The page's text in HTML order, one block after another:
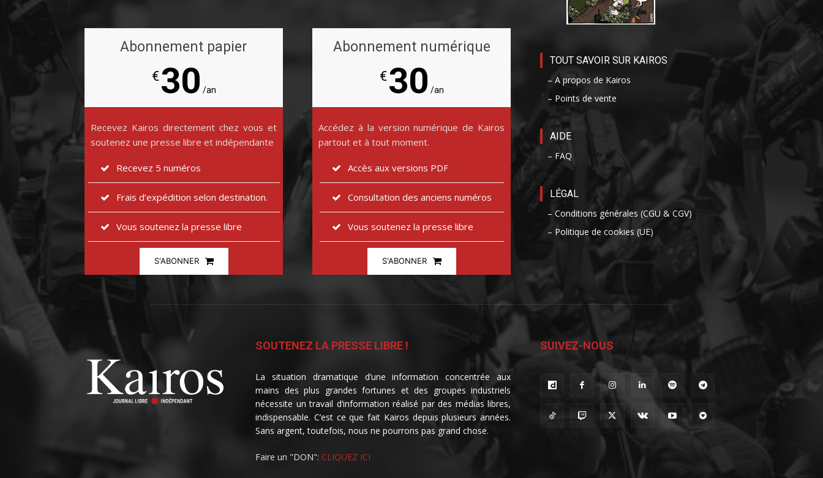
Abonnement papier
€30 /an
Recevez Kairos directement chez vous et
soutenez une presse libre et indépendante
Recevez 5 numéros
Frais d’expédition selon destination.
Vous soutenez la presse libre
S'ABONNER
Abonnement numérique
€30 /an
Accédez à la version numérique de Kairos
partout et à tout moment.
Accès aux versions PDF
Consultation des anciens numéros
Vous soutenez la presse libre
S'ABONNER
TOUT SAVOIR SUR KAIROS
– A propos de Kairos
– Points de vente
AIDE
– FAQ
LÉGAL
– Conditions générales (CGU & CGV)
– Politique de cookies (UE)
SOUTENEZ LA PRESSE LIBRE !
La situation dramatique d’une information concentrée aux
mains des plus grandes fortunes et des groupes industriels
nécessite un travail d’information réalisé par des médias libres,
indispensable. C’est ce que fait Kairos depuis plusieurs années.
Sans argent, toutefois, nous ne pourrons pas grand chose.
Faire un "DON": CLIQUEZ ICI
SUIVEZ-NOUS